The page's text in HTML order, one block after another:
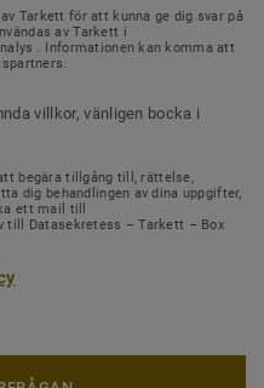
Tarkett för att kunna ge dig svar på
av Tarkett i
. Informationen kan komma att
villkor, vänligen bocka i
begära tillgång till, rättelse,
dig behandlingen av dina uppgifter,
ett mail till
till Datasekretess – Tarkett – Box